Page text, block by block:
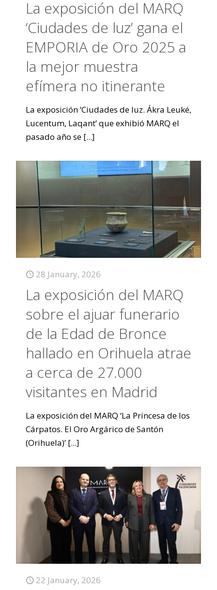
La exposición del MARQ
‘Ciudades de luz’ gana el
EMPORIA de Oro 2025 a
la mejor muestra
efímera no itinerante
La exposición ‘Ciudades de luz. Ákra Leuké,
Lucentum, Laqant’ que exhibió MARQ el
pasado año se [...]
28 January, 2026
La exposición del MARQ
sobre el ajuar funerario
de la Edad de Bronce
hallado en Orihuela atrae
a cerca de 27.000
visitantes en Madrid
La exposición del MARQ ‘La Princesa de los
Cárpatos. El Oro Argárico de Santón
(Orihuela)’ [...]
22 January, 2026